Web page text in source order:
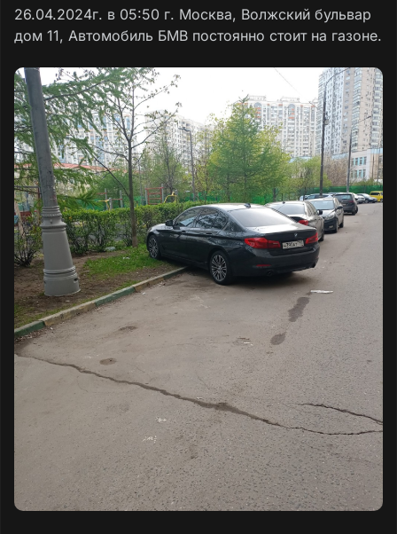
26.04.2024г. в 05:50 г. Москва, Волжский бульвар
дом 11, Автомобиль БМВ постоянно стоит на газоне.